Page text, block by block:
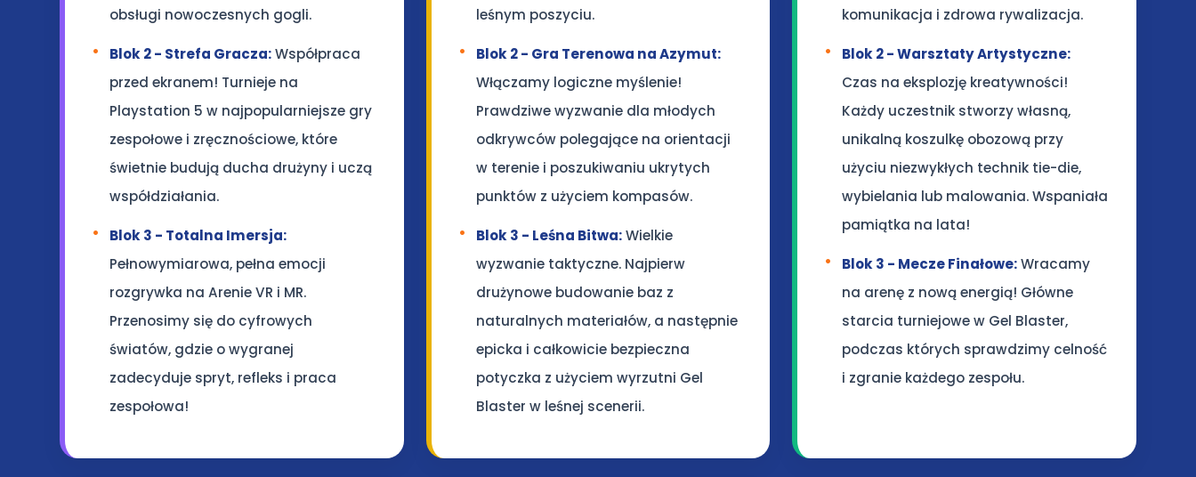
obsługi nowoczesnych gogli.
Blok 2 - Strefa Gracza:Współpraca
przed ekranem! Turnieje na
Playstation 5 w najpopularniejsze gry
zespołowe i zręcznościowe, które
świetnie budują ducha drużyny i uczą
współdziałania.
Blok 3 - Totalna Imersja:
Pełnowymiarowa, pełna emocji
rozgrywka na Arenie VR i MR.
Przenosimy się do cyfrowych
światów, gdzie o wygranej
zadecyduje spryt, refleks i praca
zespołowa!
leśnym poszyciu.
Blok 2 - Gra Terenowa na Azymut:
Włączamy logiczne myślenie!
Prawdziwe wyzwanie dla młodych
odkrywców polegające na orientacji
w terenie i poszukiwaniu ukrytych
punktów z użyciem kompasów.
Blok 3 - Leśna Bitwa:Wielkie
wyzwanie taktyczne. Najpierw
drużynowe budowanie baz z
naturalnych materiałów, a następnie
epicka i całkowicie bezpieczna
potyczka z użyciem wyrzutni Gel
Blaster w leśnej scenerii.
komunikacja i zdrowa rywalizacja.
Blok 2 - Warsztaty Artystyczne:
Czas na eksplozję kreatywności!
Każdy uczestnik stworzy własną,
unikalną koszulkę obozową przy
użyciu niezwykłych technik tie-die,
wybielania lub malowania. Wspaniała
pamiątka na lata!
Blok 3 - Mecze Finałowe:Wracamy
na arenę z nową energią! Główne
starcia turniejowe w Gel Blaster,
podczas których sprawdzimy celność
i zgranie każdego zespołu.